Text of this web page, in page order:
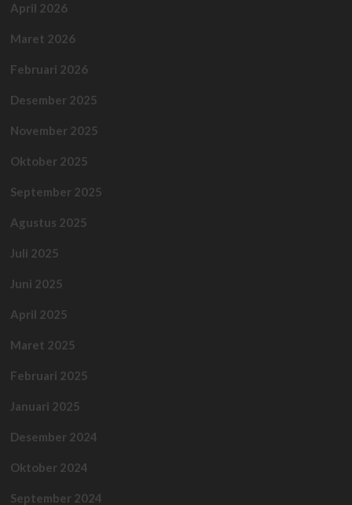
April 2026
Maret 2026
Februari 2026
Desember 2025
November 2025
Oktober 2025
September 2025
Agustus 2025
Juli 2025
Juni 2025
April 2025
Maret 2025
Februari 2025
Januari 2025
Desember 2024
Oktober 2024
September 2024